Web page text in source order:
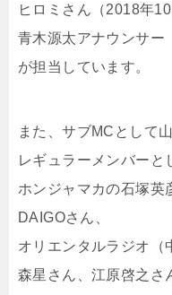
ヒロミさん（2018年10
青木源太アナウンサー
が担当しています。
また、サブMCとして
レギュラーメンバーと
ホンジャマカの石塚英
DAIGOさん、
オリエンタルラジオ（
森星さん、江原啓之さ